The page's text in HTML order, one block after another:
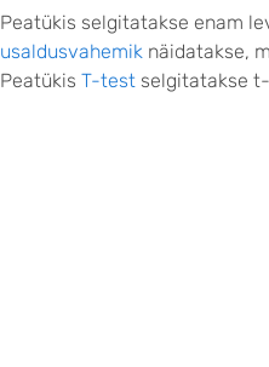
Peatükis selgitatakse enam
usaldusvahemik näidatakse,
Peatükis T-test selgitatakse